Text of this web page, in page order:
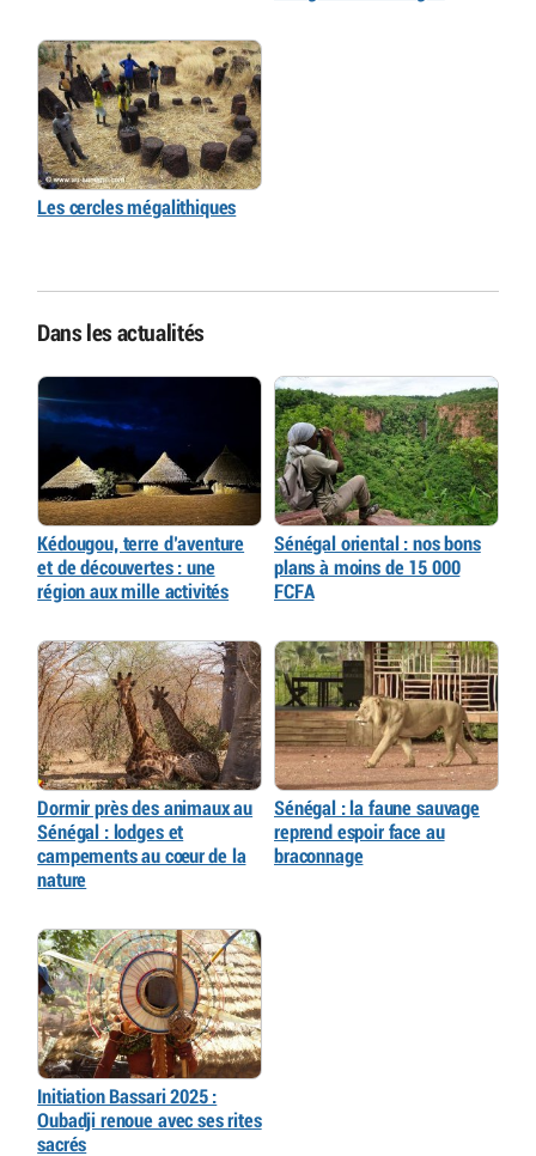
Les cercles mégalithiques
Dans les actualités
Kédougou, terre d’aventure
et de découvertes : une
région aux mille activités
Sénégal oriental : nos bons
plans à moins de 15 000
FCFA
Dormir près des animaux au
Sénégal : lodges et
campements au cœur de la
nature
Sénégal : la faune sauvage
reprend espoir face au
braconnage
Initiation Bassari 2025 :
Oubadji renoue avec ses rites
sacrés